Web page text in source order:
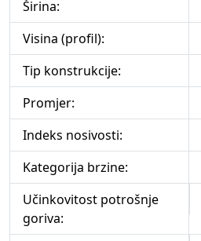
Širina:
Visina (profil):
Tip konstrukcije:
Promjer:
Indeks nosivosti:
Kategorija brzine:
Učinkovitost potrošnje
goriva: